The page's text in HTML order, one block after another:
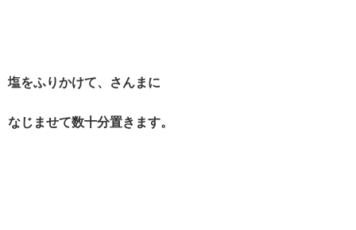
塩をふりかけて、さんまに
なじませて数十分置きます。